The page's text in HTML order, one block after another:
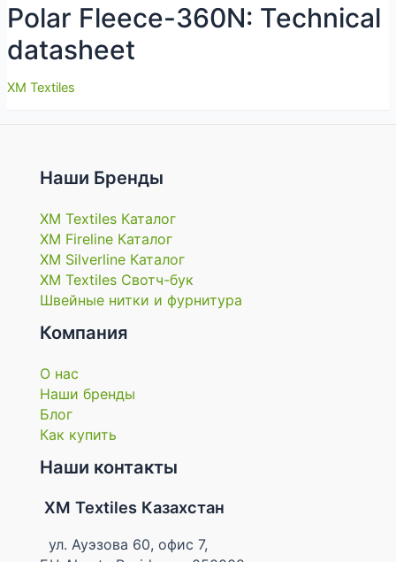
Polar Fleece-360N: Technical
datasheet
XM Textiles
Наши Бренды
XM Textiles Каталог
XM Fireline Каталог
XM Silverline Каталог
XM Textiles Свотч-бук
Швейные нитки и фурнитура
Компания
О нас
Наши бренды
Блог
Как купить
Наши контакты
XM Textiles Казахстан
ул. Ауэзова 60, офис 7,